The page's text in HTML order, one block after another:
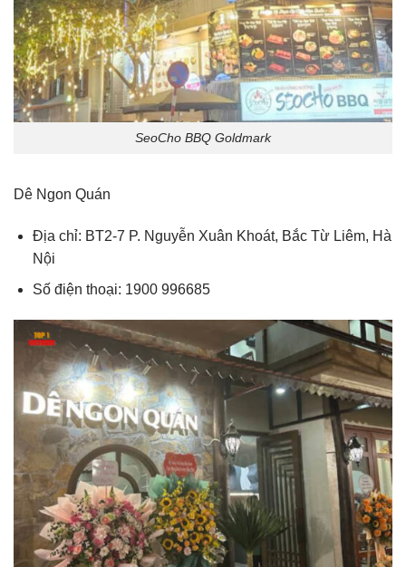
SeoCho BBQ Goldmark
Dê Ngon Quán
Địa chỉ: BT2-7 P. Nguyễn Xuân Khoát, Bắc Từ Liêm, Hà
Nội
Số điện thoại: 1900 996685